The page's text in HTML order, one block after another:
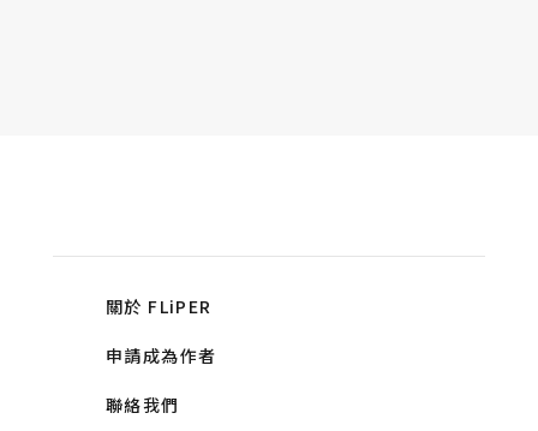
關於 FLiPER
申請成為作者
聯絡我們